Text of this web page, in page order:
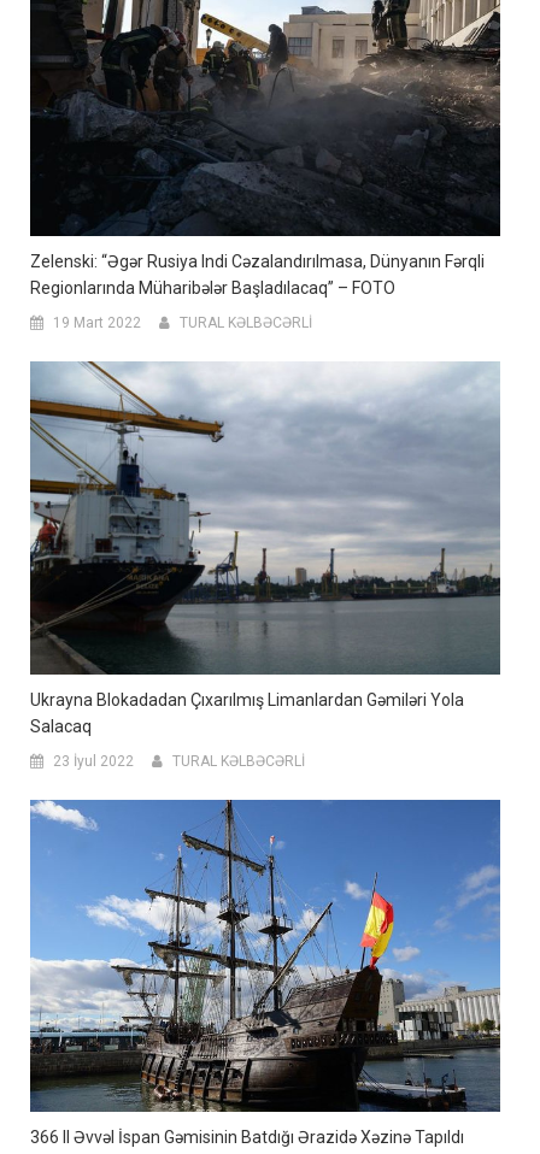
Zelenski: “Əgər Rusiya Indi Cəzalandırılmasa, Dünyanın Fərqli
Regionlarında Müharibələr Başladılacaq” – FOTO
19 Mart 2022 TURAL KƏLBƏCƏRLİ
Ukrayna Blokadadan Çıxarılmış Limanlardan Gəmiləri Yola
Salacaq
23 İyul 2022 TURAL KƏLBƏCƏRLİ
366 Il Əvvəl İspan Gəmisinin Batdığı Ərazidə Xəzinə Tapıldı